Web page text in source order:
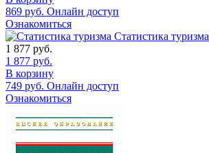
869 руб. Онлайн доступ
Ознакомиться
Статистика туризма
1 877 руб.
1 877 руб.
В корзину
749 руб. Онлайн доступ
Ознакомиться